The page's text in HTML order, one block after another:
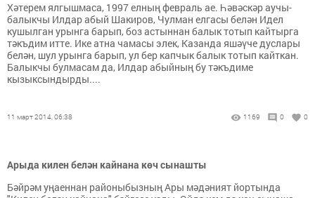
Хәтерем ялгышмаса, 1997 елның февраль ае. Һәвәскәр аучы-
балыкчы Илдар абый Шакиров, Чулман елгасы белән Идел
кушылган урынга барып, боз астыннан балык тотып кайтырга
тәкъдим итте. Ике атна чамасы элек, Казанда яшәүче дуслары
белән, шул урынга барып, ул бер капчык балык тотып кайткан.
Балыкчы булмасам да, Илдар абыйның бу тәкъдиме
кызыксындырды....
11 март 2014, 06:38 1169 0 0
Арыда килен белән кайнана көч сынашты
Бәйрәм уңаеннан районыбызның Ары мәдәният йортында